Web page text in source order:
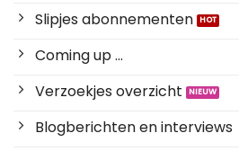
Slipjes abonnementen
Coming up ...
Verzoekjes overzicht
Blogberichten en interviews